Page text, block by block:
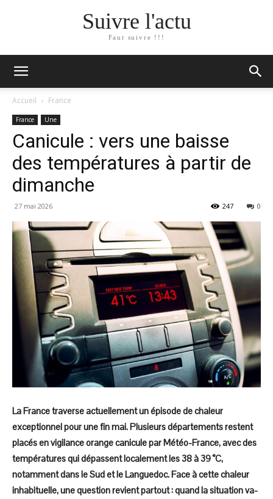
Suivre l'actu
Faut suivre !!!
Accueil France
France Une
Canicule : vers une baisse
des températures à partir de
dimanche
27 mai 2026 0
247
La France traverse actuellement un épisode de chaleur
exceptionnel pour une fin mai. Plusieurs départements restent
placés en vigilance orange canicule parMétéo-France, avec des
températures qui dépassent localement les 38 à 39 °C,
notamment dans le Sud et le Languedoc. Face à cette chaleur
inhabituelle, une question revient partout : quand la situation va-